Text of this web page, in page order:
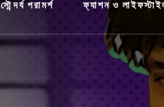
সৌন্দর্য পরামর্শ ফ্যাশন ও